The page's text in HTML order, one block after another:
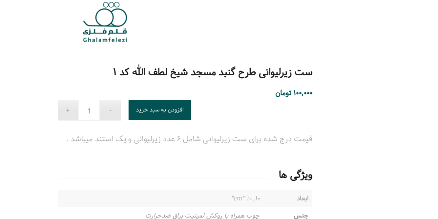
ست زیرلیوانی طرح گنبد مسجد شیخ لطف الله کد ۱
۱۰۰,۰۰۰ تومان
افزودن به سبد خرید
قیمت درج شده برای ست زیرلیوانی شامل ۶ عدد زیرلیوانی و یک استند میباشد .
ویژگی ها
ابعاد
۱۰, ۱۰ "cm"
جنس
چوب همراه با روکش لمینیت براق ضدحرارت